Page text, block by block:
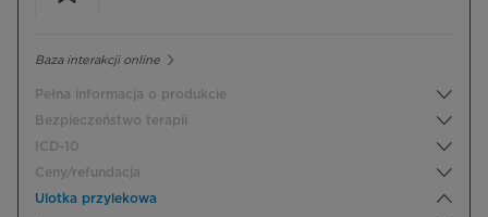
Baza interakcji online
Pełna informacja o produkcie
Bezpieczeństwo terapii
ICD-10
Ceny/refundacja
Ulotka przylekowa